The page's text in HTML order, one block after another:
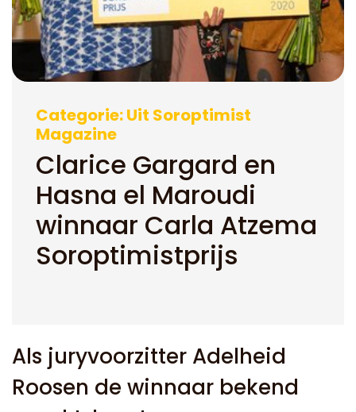
Categorie: Uit Soroptimist
Magazine
Clarice Gargard en
Hasna el Maroudi
winnaar Carla Atzema
Soroptimistprijs
Als juryvoorzitter Adelheid
Roosen de winnaar bekend